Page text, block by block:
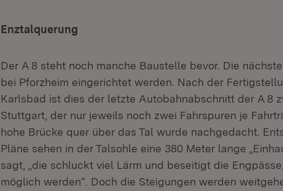
Enztalquerung
Der A 8 steht noch manche Baustelle bevor. Die
bei Pforzheim eingerichtet werden. Nach der
Karlsbad ist dies der letzte Autobahnabschnitt der A 8
Stuttgart, der nur jeweils noch zwei Fahrspuren je
hohe Brücke quer über das Tal wurde nachgedacht.
Pläne sehen in der Talsohle eine 380 Meter lange
sagt, „die schluckt viel Lärm und beseitigt die
möglich werden“. Doch die Steigungen werden